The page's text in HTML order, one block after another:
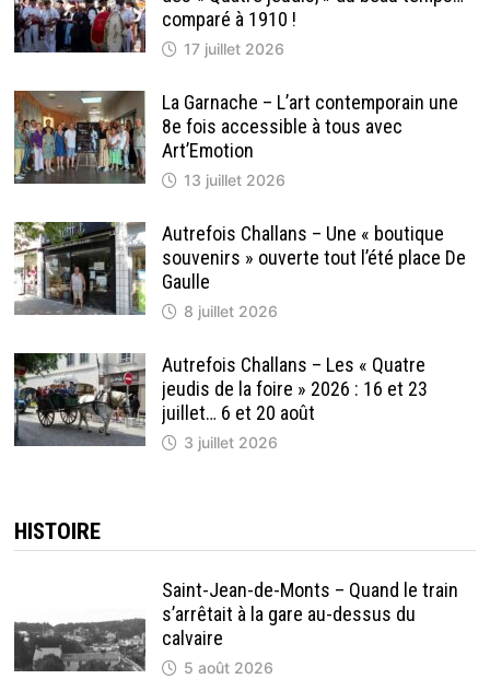
comparé à 1910 !
17 juillet 2026
La Garnache – L’art contemporain une
8e fois accessible à tous avec
Art’Emotion
13 juillet 2026
Autrefois Challans – Une « boutique
souvenirs » ouverte tout l’été place De
Gaulle
8 juillet 2026
Autrefois Challans – Les « Quatre
jeudis de la foire » 2026 : 16 et 23
juillet… 6 et 20 août
3 juillet 2026
HISTOIRE
Saint-Jean-de-Monts – Quand le train
s’arrêtait à la gare au-dessus du
calvaire
5 août 2026